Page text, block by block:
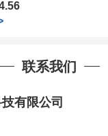
5Mg;10Mg
试剂,欢迎前来询购
联系我们
有限公司